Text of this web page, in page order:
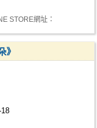
STORE網址：
》